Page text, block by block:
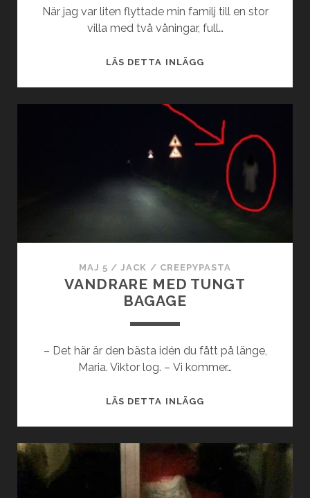
När jag var liten flyttade min familj till en stor
villa med två våningar, full…
LÄS DETTA INLÄGGJAG
FRÅN
ÖVERVÅNINGEN…
MAJ 5 /JACK / CREEPYPASTA
VANDRARE MED TUNGT
BAGAGE
– Det här är den bästa idén du fått på länge,
Maria. Viktor log. – Vi kommer…
LÄS DETTA INLÄGGVANDRARE
BAGAGE